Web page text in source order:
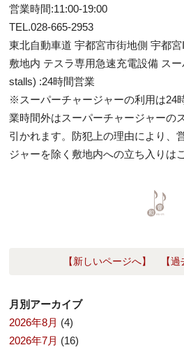
営業時間:11:00-19:00
TEL.028-665-2953
東北自動車道 宇都宮市街地側 宇都
敷地内 テスラ専用急速充電設備 ス
stalls) :24時間営業
※スーパーチャージャーの利用は24
業時間外はスーパーチャージャーの
引かれます。防犯上の理由により、
ジャーを除く敷地内への立ち入りは
【新しいページへ】 【
月別アーカイブ
2026年8月 (4)
2026年7月 (16)